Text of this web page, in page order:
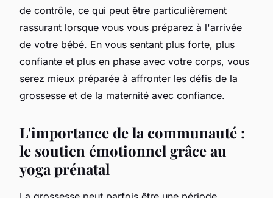
de contrôle, ce qui peut être particulièrement
rassurant lorsque vous vous préparez à l'arrivée
de votre bébé. En vous sentant plus forte, plus
confiante et plus en phase avec votre corps, vous
serez mieux préparée à affronter les défis de la
grossesse et de la maternité avec confiance.
L'importance de la communauté :
le soutien émotionnel grâce au
yoga prénatal